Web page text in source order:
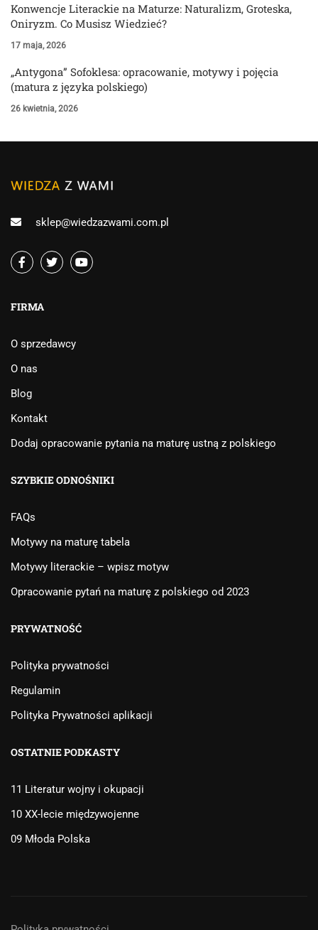
Konwencje Literackie na Maturze: Naturalizm, Groteska,
Oniryzm. Co Musisz Wiedzieć?
17 maja, 2026
„Antygona” Sofoklesa: opracowanie, motywy i pojęcia
(matura z języka polskiego)
26 kwietnia, 2026
sklep@wiedzazwami.com.pl
FIRMA
O sprzedawcy
O nas
Blog
Kontakt
Dodaj opracowanie pytania na maturę ustną z polskiego
SZYBKIE ODNOŚNIKI
FAQs
Motywy na maturę tabela
Motywy literackie – wpisz motyw
Opracowanie pytań na maturę z polskiego od 2023
PRYWATNOŚĆ
Polityka prywatności
Regulamin
Polityka Prywatności aplikacji
OSTATNIE PODKASTY
11 Literatur wojny i okupacji
10 XX-lecie międzywojenne
09 Młoda Polska